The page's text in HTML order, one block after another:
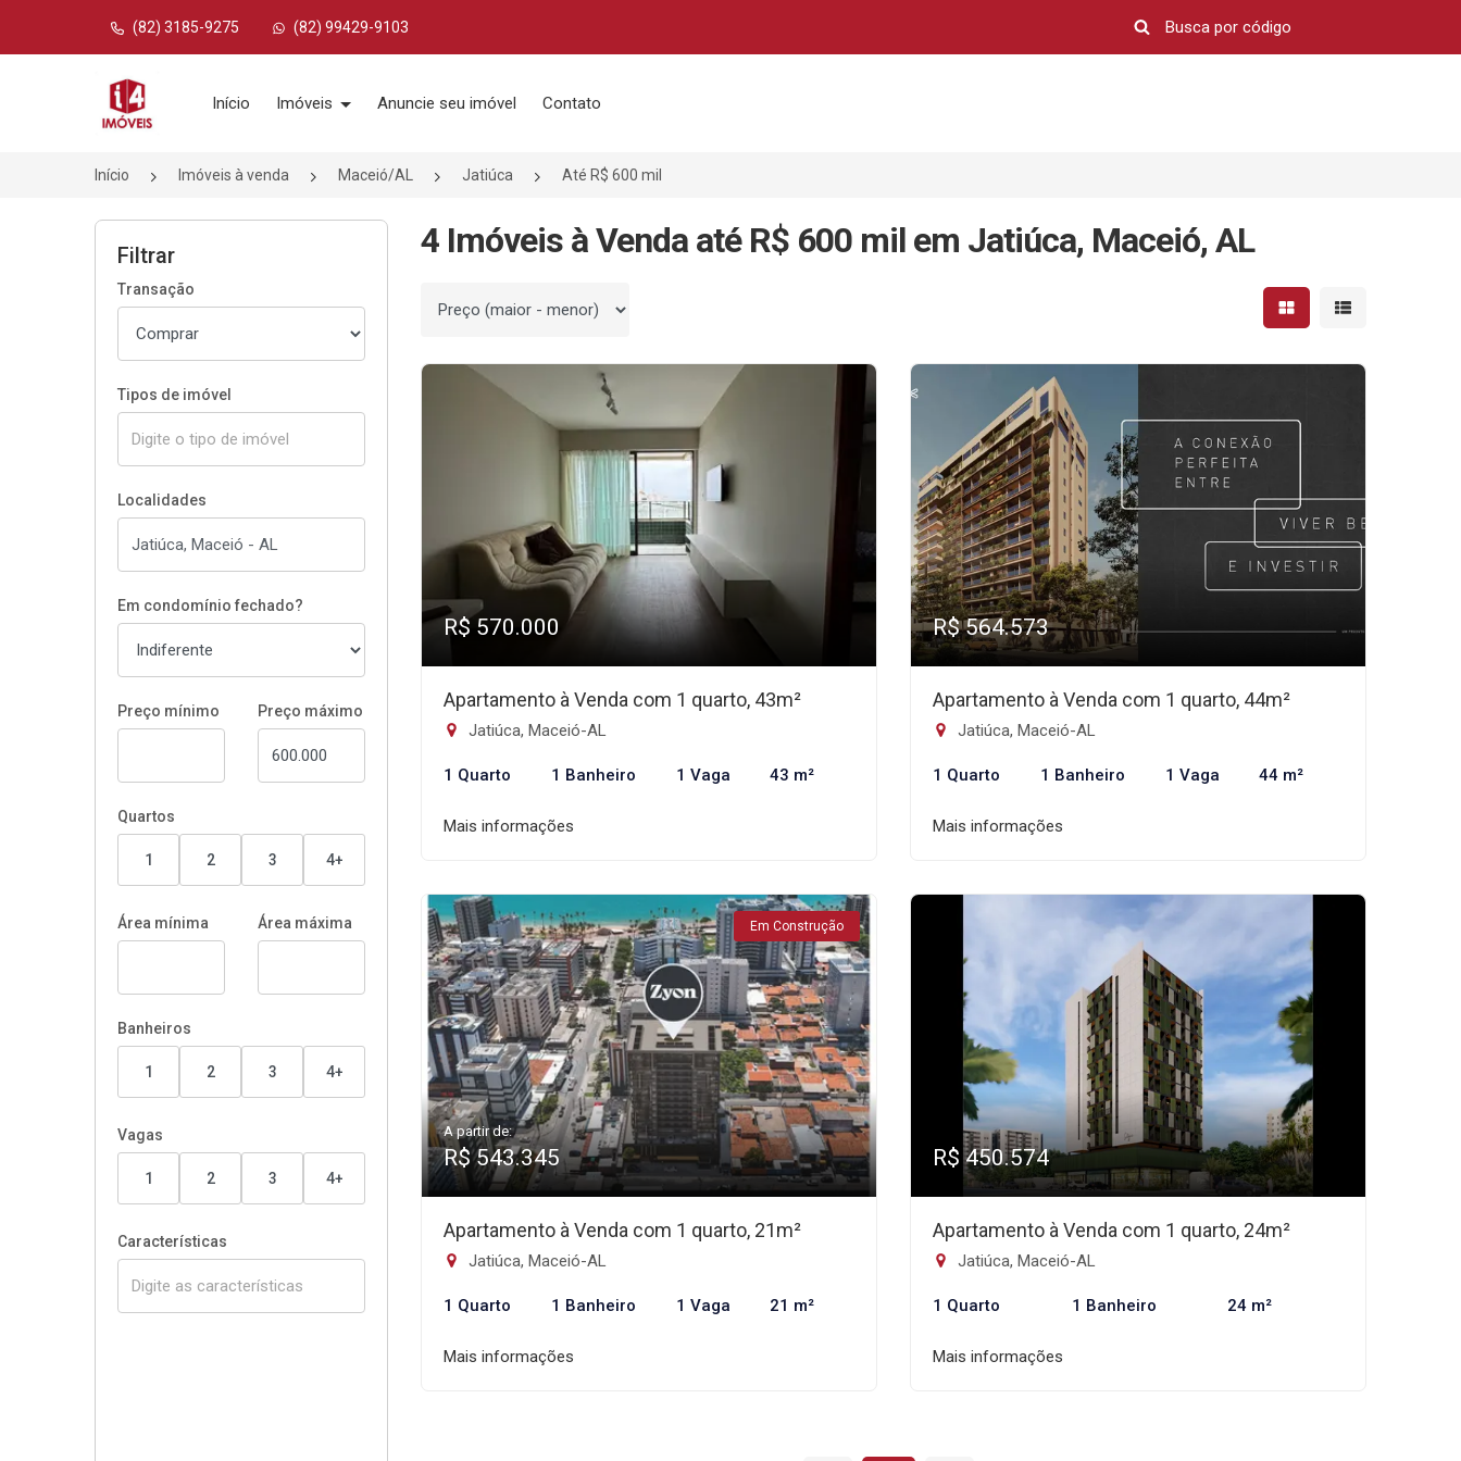
(82) 3185-9275 (82) 99429-9103
Página inicial
Início Imóveis Anuncie seu imóvel Contato
Início Imóveis à venda Maceió/AL Jatiúca Até R$ 600 mil
Filtrar
Transação
Tipos de imóvel
Localidades
Em condomínio fechado?
Preço mínimo Preço máximo
Quartos
1 2 3 4+
Área mínima Área máxima
Banheiros
1 2 3 4+
Vagas
1 2 3 4+
Características
4 Imóveis à Venda até R$ 600 mil em Jatiúca, Maceió, AL
Ordenar por Mostrar resultados em
Mostrar
R$ 570.000
Apartamento à Venda com 1 quarto, 43m²
Jatiúca, Maceió-AL
1 Quarto 1 Banheiro 1 Vaga 43 m²
Mais informações
R$ 564.573
Apartamento à Venda com 1 quarto, 44m²
Jatiúca, Maceió-AL
1 Quarto 1 Banheiro 1 Vaga 44 m²
Mais informações
Em Construção
A partir de:
R$ 543.345
Apartamento à Venda com 1 quarto, 21m²
Jatiúca, Maceió-AL
1 Quarto 1 Banheiro 1 Vaga 21 m²
Mais informações
R$ 450.574
Apartamento à Venda com 1 quarto, 24m²
Jatiúca, Maceió-AL
1 Quarto 1 Banheiro 24 m²
Mais informações